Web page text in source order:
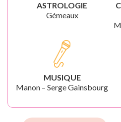
ASTROLOGIE
Gémeaux
MUSIQUE
Manon – Serge Gainsbourg